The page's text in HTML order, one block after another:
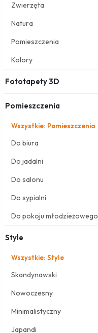
Zwierzęta
Natura
Pomieszczenia
Kolory
Fototapety 3D
Pomieszczenia
Wszystkie: Pomieszczenia
Do biura
Do jadalni
Do salonu
Do sypialni
Do pokoju młodzieżowego
Style
Wszystkie: Style
Skandynawski
Nowoczesny
Minimalistyczny
Japandi